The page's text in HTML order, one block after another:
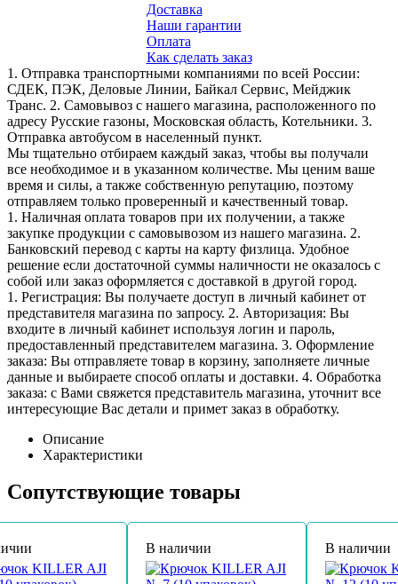
Доставка
Наши гарантии
Оплата
Как сделать заказ
1. Отправка транспортными компаниями по всей России:
СДЕК, ПЭК, Деловые Линии, Байкал Сервис, Мейджик
Транс. 2. Самовывоз с нашего магазина, расположенного по
адресу Русские газоны, Московская область, Котельники. 3.
Отправка автобусом в населенный пункт.
Мы тщательно отбираем каждый заказ, чтобы вы получали
все необходимое и в указанном количестве. Мы ценим ваше
время и силы, а также собственную репутацию, поэтому
отправляем только проверенный и качественный товар.
1. Наличная оплата товаров при их получении, а также
закупке продукции с самовывозом из нашего магазина. 2.
Банковский перевод с карты на карту физлица. Удобное
решение если достаточной суммы наличности не оказалось с
собой или заказ оформляется с доставкой в другой город.
1. Регистрация: Вы получаете доступ в личный кабинет от
представителя магазина по запросу. 2. Авторизация: Вы
входите в личный кабинет используя логин и пароль,
предоставленный представителем магазина. 3. Оформление
заказа: Вы отправляете товар в корзину, заполняете личные
данные и выбираете способ оплаты и доставки. 4. Обработка
заказа: с Вами свяжется представитель магазина, уточнит все
интересующие Вас детали и примет заказ в обработку.
Описание
Характеристики
Сопутствующие товары
В наличии В наличии